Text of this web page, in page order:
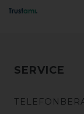
SERVICE